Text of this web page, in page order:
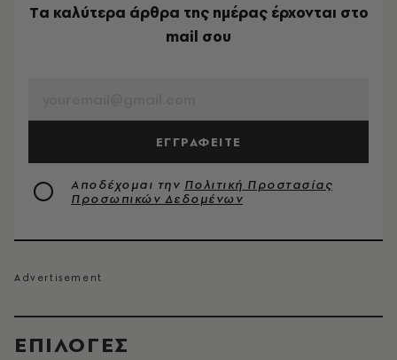
EΠΙΛΟΓΈΣ
Tα καλύτερα άρθρα της ημέρας έρχονται στο
mail σου
ΕΓΓΡΑΦΕΙΤΕ
Αποδέχομαι την Πολιτική Προστασίας
Προσωπικών Δεδομένων